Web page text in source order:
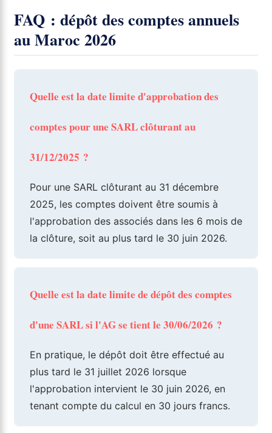
FAQ : dépôt des comptes annuels
au Maroc 2026
Quelle est la date limite d'approbation des
comptes pour une SARL clôturant au
31/12/2025 ?
Pour une SARL clôturant au 31 décembre
2025, les comptes doivent être soumis à
l'approbation des associés dans les 6 mois de
la clôture, soit au plus tard le 30 juin 2026.
Quelle est la date limite de dépôt des comptes
d'une SARL si l'AG se tient le 30/06/2026 ?
En pratique, le dépôt doit être effectué au
plus tard le 31 juillet 2026 lorsque
l'approbation intervient le 30 juin 2026, en
tenant compte du calcul en 30 jours francs.